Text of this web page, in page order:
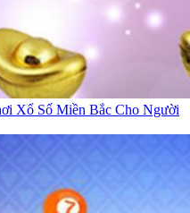
Xổ Số Miền Bắc Cho Người